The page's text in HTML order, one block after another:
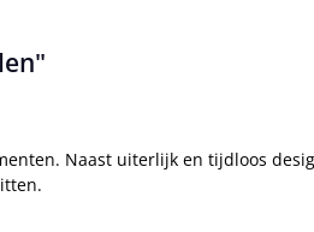
Naast uiterlijk en tijdloos